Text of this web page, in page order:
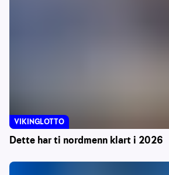
Dette har ti nordmenn klart i 2026
VIKINGLOTTO